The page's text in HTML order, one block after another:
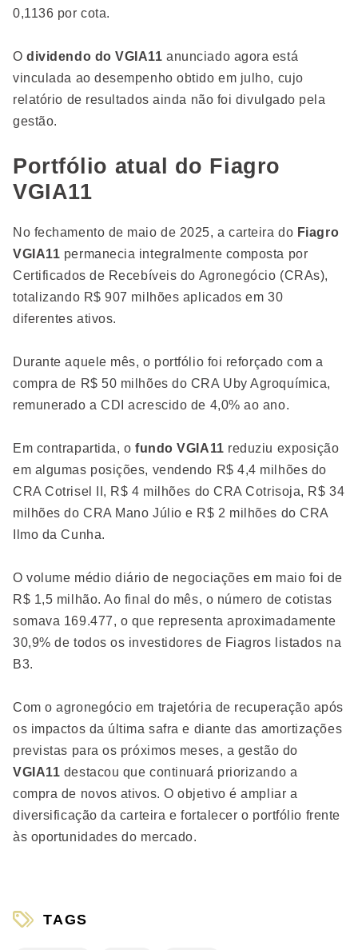
0,1136 por cota.
Odividendo do VGIA11anunciado agora está
vinculada ao desempenho obtido em julho, cujo
relatório de resultados ainda não foi divulgado pela
gestão.
Portfólio atual do Fiagro
VGIA11
No fechamento de maio de 2025, a carteira do Fiagro
VGIA11 permanecia integralmente composta por
Certificados de Recebíveis do Agronegócio (CRAs),
totalizando R$ 907 milhões aplicados em 30
diferentes ativos.
Durante aquele mês, o portfólio foi reforçado com a
compra de R$ 50 milhões do CRA Uby Agroquímica,
remunerado a CDI acrescido de 4,0% ao ano.
Em contrapartida, o fundo VGIA11 reduziu exposição
em algumas posições, vendendo R$ 4,4 milhões do
CRA Cotrisel II, R$ 4 milhões do CRA Cotrisoja, R$ 34
milhões do CRA Mano Júlio e R$ 2 milhões do CRA
Ilmo da Cunha.
O volume médio diário de negociações em maio foi de
R$ 1,5 milhão. Ao final do mês, o número de cotistas
somava 169.477, o que representa aproximadamente
30,9% de todos os investidores de Fiagros listados na
B3.
Com o agronegócio em trajetória de recuperação após
os impactos da última safra e diante das amortizações
previstas para os próximos meses, a gestão do
VGIA11 destacou que continuará priorizando a
compra de novos ativos. O objetivo é ampliar a
diversificação da carteira e fortalecer o portfólio frente
às oportunidades do mercado.
TAGS